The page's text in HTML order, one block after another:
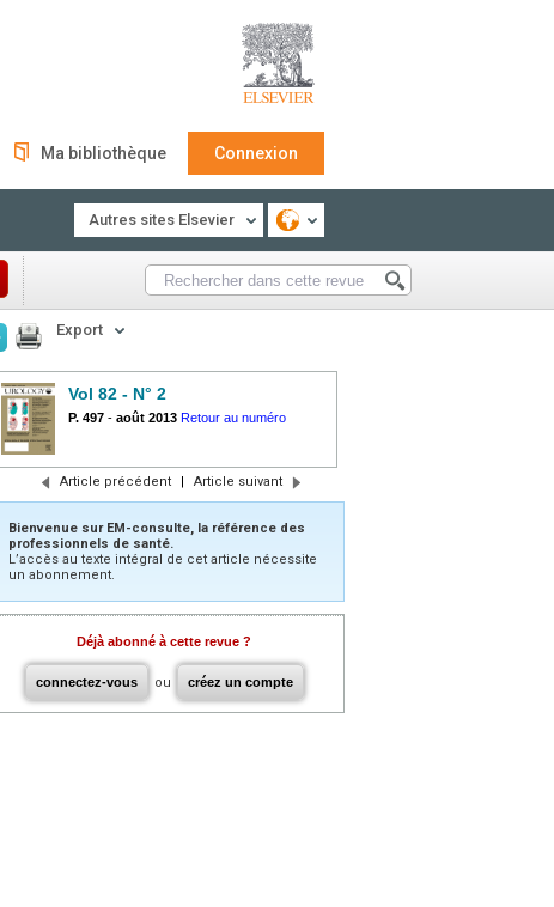
Ma bibliothèque Connexion
Autres sites Elsevier
Export
Vol 82 - N° 2
P. 497 - août 2013 Retour au numéro
Article précédent | Article suivant
Bienvenue sur EM-consulte, la référence des
professionnels de santé.
L’accès au texte intégral de cet article nécessite
un abonnement.
Déjà abonné à cette revue ?
connectez-vous ou créez un compte